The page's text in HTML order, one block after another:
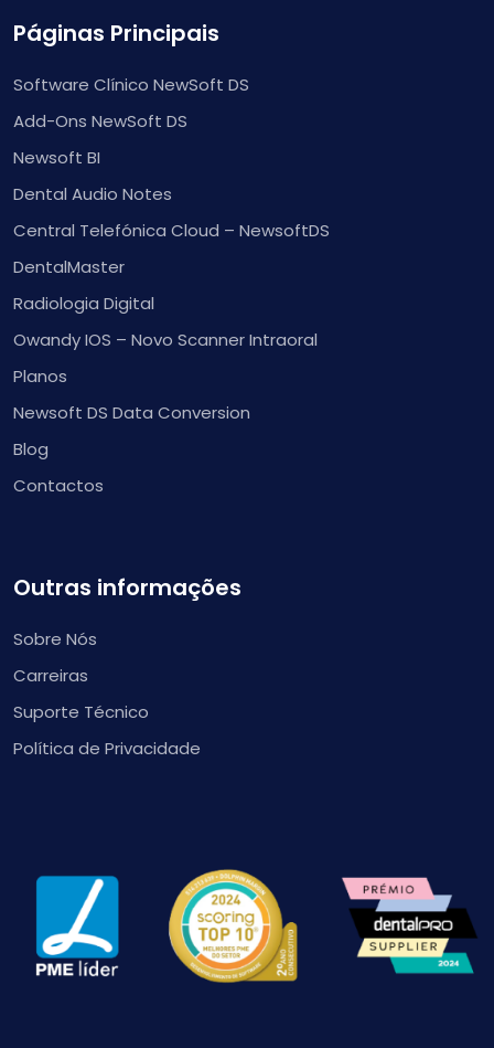
Páginas Principais
Software Clínico NewSoft DS
Add-Ons NewSoft DS
Newsoft BI
Dental Audio Notes
Central Telefónica Cloud – NewsoftDS
DentalMaster
Radiologia Digital
Owandy IOS – Novo Scanner Intraoral
Planos
Newsoft DS Data Conversion
Blog
Contactos
Outras informações
Sobre Nós
Carreiras
Suporte Técnico
Política de Privacidade